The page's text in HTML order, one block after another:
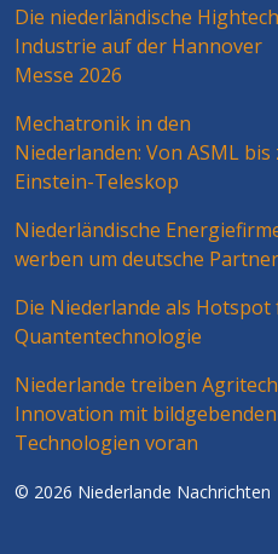
Die niederländische
Industrie auf der Hannover
Messe 2026
Mechatronik in den
Niederlanden: Von ASML bis
Einstein-Teleskop
Niederländische
werben um deutsche Partner
Die Niederlande als
Quantentechnologie
Niederlande treiben
Innovation mit bildgebenden
Technologien voran
© 2026 Niederlande Nachrichten